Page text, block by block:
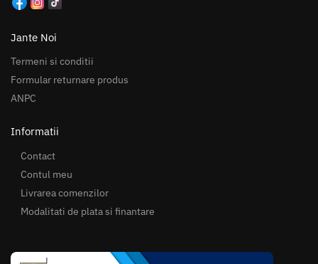
Jante Noi
Termeni si conditii
Formular returnare produs
ANPC
Informatii
Contact
Contul meu
Livrarea comenzilor
Modalitati de plata si finantare